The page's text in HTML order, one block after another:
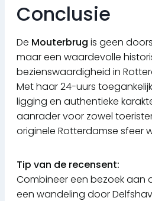
Conclusie
De Mouterbrug is geen
maar een waardevolle
bezienswaardigheid in
Met haar 24-uurs
ligging en authentieke
aanrader voor zowel
originele Rotterdamse sfeer
Tip van de recensent:
Combineer een bezoek aan
een wandeling door